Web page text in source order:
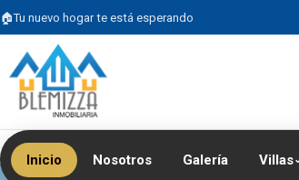
Tu nuevo hogar te está esperando
Inicio Nosotros Galería Villas